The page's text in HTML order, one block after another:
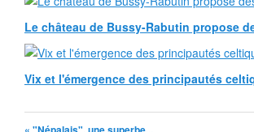
Le château de Bussy-Rabutin propose
Vix et l'émergence des principautés